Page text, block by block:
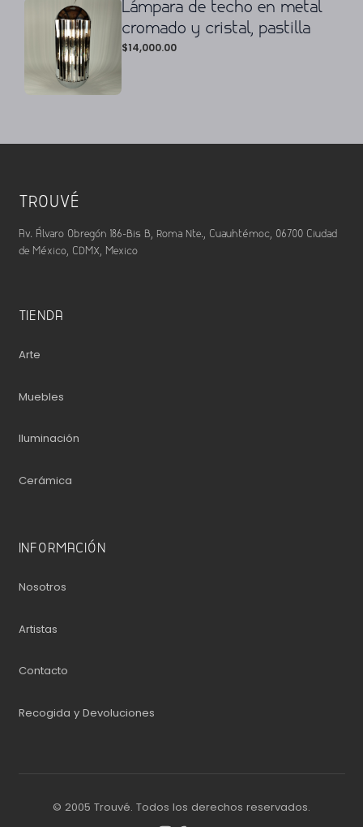
Lámpara de techo en metal
cromado y cristal, pastilla
$14,000.00
TROUVÉ
Av. Álvaro Obregón 186-Bis B, Roma Nte., Cuauhtémoc, 06700 Ciudad
de México, CDMX, Mexico
TIENDA
Arte
Muebles
Iluminación
Cerámica
INFORMACIÓN
Nosotros
Artistas
Contacto
Recogida y Devoluciones
© 2005 Trouvé. Todos los derechos reservados.